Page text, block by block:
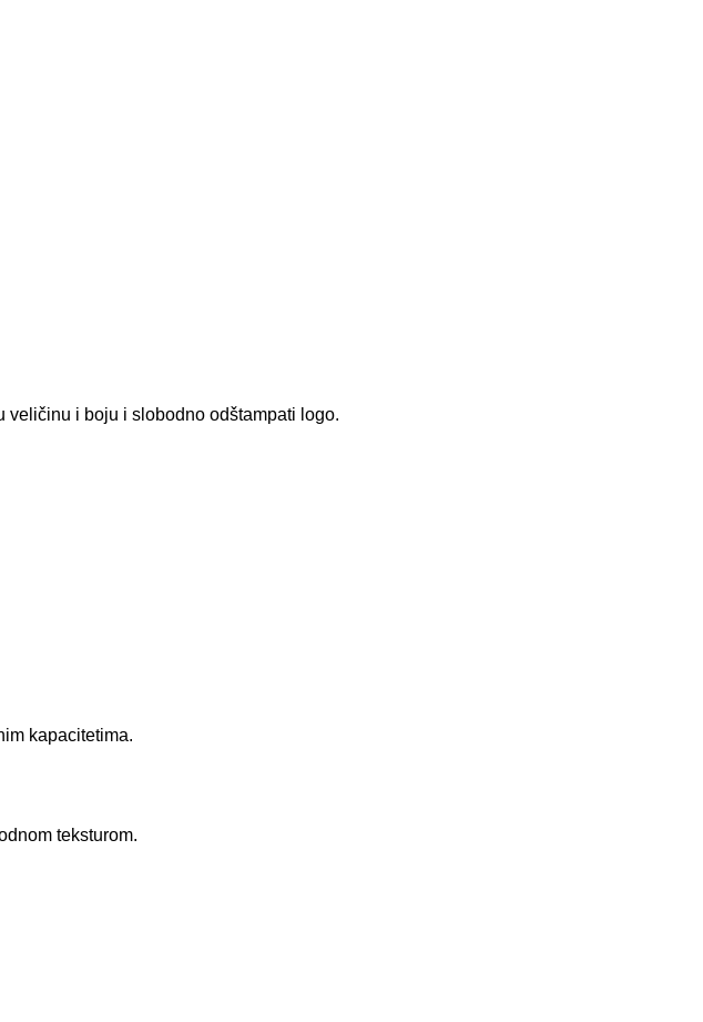
veličinu i boju i slobodno odštampati logo.
kapacitetima.
teksturom.